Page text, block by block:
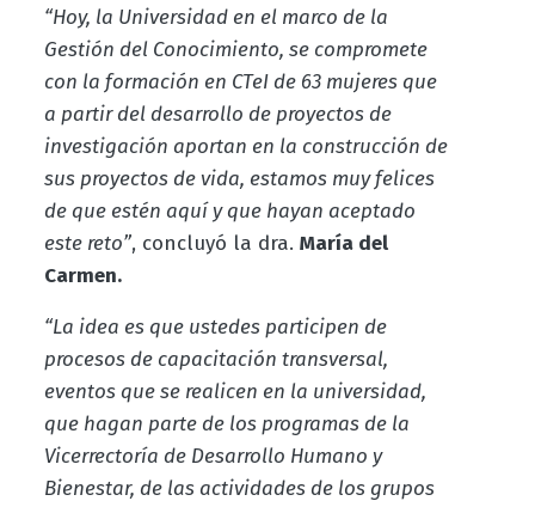
“Hoy, la Universidad en el marco de la
Gestión del Conocimiento, se compromete
con la formación en CTeI de 63 mujeres que
a partir del desarrollo de proyectos de
investigación aportan en la construcción de
sus proyectos de vida, estamos muy felices
de que estén aquí y que hayan aceptado
este reto”, concluyó la dra. María del
Carmen.
“La idea es que ustedes participen de
procesos de capacitación transversal,
eventos que se realicen en la universidad,
que hagan parte de los programas de la
Vicerrectoría de Desarrollo Humano y
Bienestar, de las actividades de los grupos